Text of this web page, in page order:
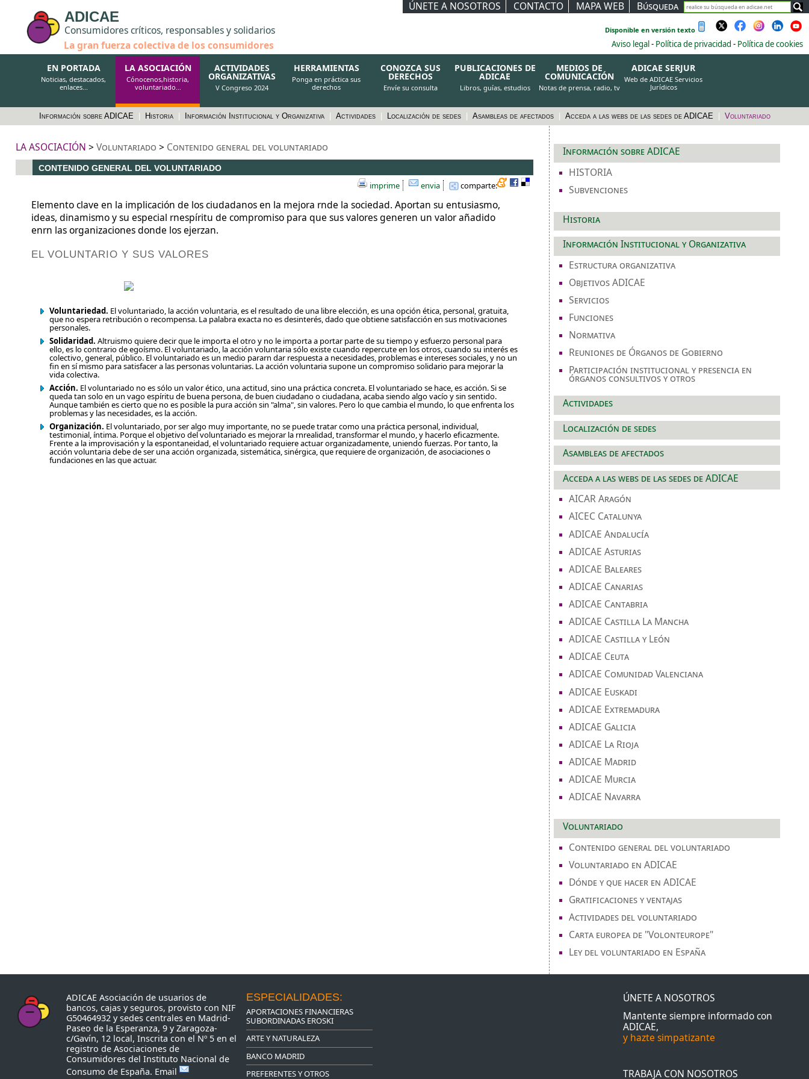
ÚNETE A NOSOTROS CONTACTO MAPA WEB Búsqueda
ADICAE
Consumidores críticos, responsables y solidarios
La gran fuerza colectiva de los consumidores
Disponible en versión texto
Aviso legal- Política de privacidad - Política de cookies
EN PORTADA
Noticias, destacados,
enlaces...
LA ASOCIACIÓN
Cónocenos,historia,
voluntariado...
Información sobre ADICAE Historia Información Institucional y Organizativa Actividades Localización de sedes Asambleas de afectados Acceda a las webs de las sedes de ADICAE Voluntariado
ACTIVIDADES
ORGANIZATIVAS
V Congreso 2024
HERRAMIENTAS
Ponga en práctica sus
derechos
CONOZCA SUS
DERECHOS
Envíe su consulta
PUBLICACIONES DE
ADICAE
Libros, guías, estudios
MEDIOS DE
COMUNICACIÓN
Notas de prensa, radio, tv
ADICAE SERJUR
Web de ADICAE Servicios
Jurídicos
LA ASOCIACIÓN >Voluntariado > Contenido general del voluntariado
CONTENIDO GENERAL DEL VOLUNTARIADO
imprime envia comparte:
Elemento clave en la implicación de los ciudadanos en la mejora rnde la sociedad. Aportan su entusiasmo,
ideas, dinamismo y su especial rnespíritu de compromiso para que sus valores generen un valor añadido
enrn las organizaciones donde los ejerzan.
EL VOLUNTARIO Y SUS VALORES
Voluntariedad. El voluntariado, la acción voluntaria, es el resultado de una libre elección, es una opción ética, personal, gratuita,
que no espera retribución o recompensa. La palabra exacta no es desinterés, dado que obtiene satisfacción en sus motivaciones
personales.
Solidaridad. Altruismo quiere decir que le importa el otro y no le importa a portar parte de su tiempo y esfuerzo personal para
ello, es lo contrario de egoísmo. El voluntariado, la acción voluntaria sólo existe cuando repercute en los otros, cuando su interés es
colectivo, general, público. El voluntariado es un medio pararn dar respuesta a necesidades, problemas e intereses sociales, y no un
fin en sí mismo para satisfacer a las personas voluntarias. La acción voluntaria supone un compromiso solidario para mejorar la
vida colectiva.
Acción. El voluntariado no es sólo un valor ético, una actitud, sino una práctica concreta. El voluntariado se hace, es acción. Si se
queda tan solo en un vago espíritu de buena persona, de buen ciudadano o ciudadana, acaba siendo algo vacío y sin sentido.
Aunque también es cierto que no es posible la pura acción sin "alma", sin valores. Pero lo que cambia el mundo, lo que enfrenta los
problemas y las necesidades, es la acción.
Organización. El voluntariado, por ser algo muy importante, no se puede tratar como una práctica personal, individual,
testimonial, íntima. Porque el objetivo del voluntariado es mejorar la rnrealidad, transformar el mundo, y hacerlo eficazmente.
Frente a la improvisación y la espontaneidad, el voluntariado requiere actuar organizadamente, uniendo fuerzas. Por tanto, la
acción voluntaria debe de ser una acción organizada, sistemática, sinérgica, que requiere de organización, de asociaciones o
fundaciones en las que actuar.
Información sobre ADICAE
HISTORIA
Subvenciones
Historia
Información Institucional y Organizativa
Estructura organizativa
Objetivos ADICAE
Servicios
Funciones
Normativa
Reuniones de Órganos de Gobierno
Participación institucional y presencia en
órganos consultivos y otros
Actividades
Localización de sedes
Asambleas de afectados
Acceda a las webs de las sedes de ADICAE
AICAR Aragón
AICEC Catalunya
ADICAE Andalucía
ADICAE Asturias
ADICAE Baleares
ADICAE Canarias
ADICAE Cantabria
ADICAE Castilla La Mancha
ADICAE Castilla y León
ADICAE Ceuta
ADICAE Comunidad Valenciana
ADICAE Euskadi
ADICAE Extremadura
ADICAE Galicia
ADICAE La Rioja
ADICAE Madrid
ADICAE Murcia
ADICAE Navarra
Voluntariado
Contenido general del voluntariado
Voluntariado en ADICAE
Dónde y que hacer en ADICAE
Gratificaciones y ventajas
Actividades del voluntariado
Carta europea de "Volonteurope"
Ley del voluntariado en España
ADICAE Asociación de usuarios de
bancos, cajas y seguros, provisto con NIF
G50464932 y sedes centrales en Madrid-
Paseo de la Esperanza, 9 y Zaragoza-
c/Gavín, 12 local, Inscrita con el Nº 5 en el
registro de Asociaciones de
Consumidores del Instituto Nacional de
Consumo de España. Email
ESPECIALIDADES:
APORTACIONES FINANCIERAS
SUBORDINADAS EROSKI
ARTE Y NATURALEZA
BANCO MADRID
PREFERENTES Y OTROS
ÚNETE A NOSOTROS
Mantente siempre informado con
ADICAE,
y hazte simpatizante
TRABAJA CON NOSOTROS